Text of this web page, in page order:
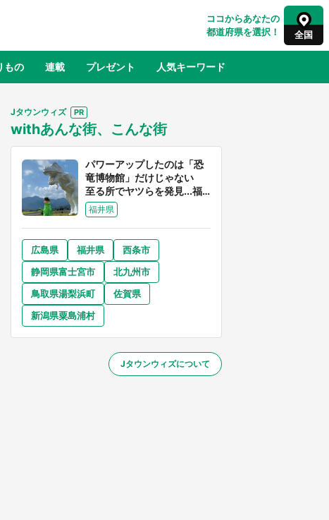
ココからあなたの
都道府県を選択！
全国
山形 福島
千葉 東京 神奈川
奈良 和歌山
山口
大分 宮崎
もの 連載 プレゼント 人気キーワード
ふるさと納税
世界
日向翔陽＆影山飛雄が笹かまを食べ
る！ アニメ『ハイキュー！！』×老
舗「鐘崎」コラボで限定グッズも【8
／1～31】
Jタウンウィズ
withあんな街、こんな街
パワーアップしたのは「恐
竜博物館」だけじゃない
至る所でヤツらを発見...福
井県はもはや「ジュラシッ
ク・ワールド」だった
福井県
広島県 福井県
西条市
静岡県富士宮市
北九州市
鳥取県湯梨浜町
佐賀県
新潟県粟島浦村
Jタウンウィズについて